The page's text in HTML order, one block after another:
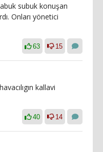
abuk subuk konuşan
Onları yönetici
63 15
kallavi
40 14